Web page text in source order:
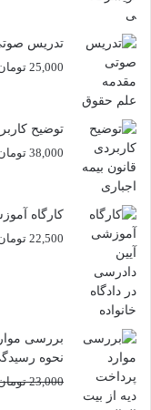
تدریس
25,000
توضیح
38,000
کارگاه
22,500
بررسی
نحوه
23,000